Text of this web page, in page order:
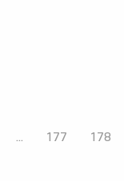
... 177 178